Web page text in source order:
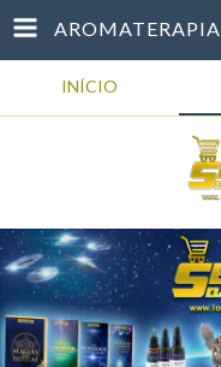
AROMATERAPIA
INÍCIO